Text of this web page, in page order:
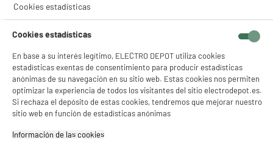
★★★★★
★★★★★
Olla a presión MOULINEX Mini Cookeo 150R -
CE880410
Tipo : Robot multicocción
Numero de personas : 3
Numero de recetas : 150
179€98
Pago a
Cookies estadísticas
Cookies estadísticas
En base a su interés legítimo, ELECTRO DEPOT utiliza cookies
estadísticas exentas de consentimiento para producir estadísticas
anónimas de su navegación en su sitio web. Estas cookies nos permiten
optimizar la experiencia de todos los visitantes del sitio electrodepot.es.
Si rechaza el depósito de estas cookies, tendremos que mejorar nuestro
sitio web en función de estadísticas anónimas
Información de las cookies‎